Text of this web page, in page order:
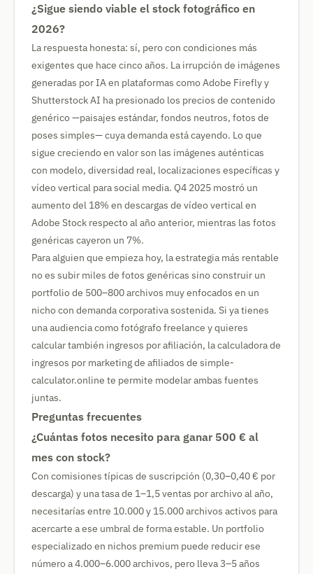
¿Sigue siendo viable el stock fotográfico en
2026?
La respuesta honesta: sí, pero con condiciones más
exigentes que hace cinco años. La irrupción de imágenes
generadas por IA en plataformas como Adobe Firefly y
Shutterstock AI ha presionado los precios de contenido
genérico —paisajes estándar, fondos neutros, fotos de
poses simples— cuya demanda está cayendo. Lo que
sigue creciendo en valor son las imágenes auténticas
con modelo, diversidad real, localizaciones específicas y
vídeo vertical para social media. Q4 2025 mostró un
aumento del 18% en descargas de vídeo vertical en
Adobe Stock respecto al año anterior, mientras las fotos
genéricas cayeron un 7%.
Para alguien que empieza hoy, la estrategia más rentable
no es subir miles de fotos genéricas sino construir un
portfolio de 500–800 archivos muy enfocados en un
nicho con demanda corporativa sostenida. Si ya tienes
una audiencia como fotógrafo freelance y quieres
calcular también ingresos por afiliación, la calculadora de
ingresos por marketing de afiliados de simple-
calculator.online te permite modelar ambas fuentes
juntas.
Preguntas frecuentes
¿Cuántas fotos necesito para ganar 500 € al
mes con stock?
Con comisiones típicas de suscripción (0,30–0,40 € por
descarga) y una tasa de 1–1,5 ventas por archivo al año,
necesitarías entre 10.000 y 15.000 archivos activos para
acercarte a ese umbral de forma estable. Un portfolio
especializado en nichos premium puede reducir ese
número a 4.000–6.000 archivos, pero lleva 3–5 años